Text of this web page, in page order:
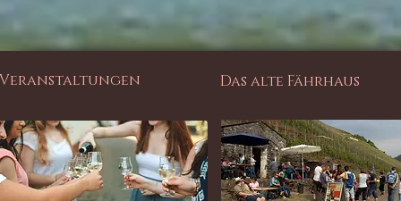
Veranstaltungen Das alte Fährhaus